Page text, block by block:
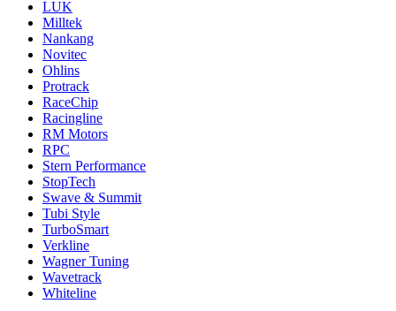
LUK
Milltek
Nankang
Novitec
Ohlins
Protrack
RaceChip
Racingline
RM Motors
RPC
Stern Performance
StopTech
Swave & Summit
Tubi Style
TurboSmart
Verkline
Wagner Tuning
Wavetrack
Whiteline